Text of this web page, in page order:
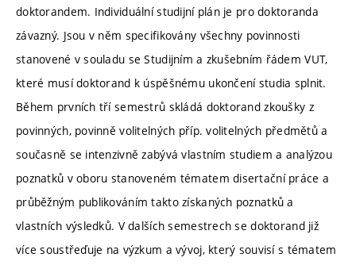
doktorandem. Individuální studijní plán je pro doktoranda
závazný. Jsou v něm specifikovány všechny povinnosti
stanovené v souladu se Studijním a zkušebním řádem VUT,
které musí doktorand k úspěšnému ukončení studia splnit.
Během prvních tří semestrů skládá doktorand zkoušky z
povinných, povinně volitelných příp. volitelných předmětů a
současně se intenzivně zabývá vlastním studiem a analýzou
poznatků v oboru stanoveném tématem disertační práce a
průběžným publikováním takto získaných poznatků a
vlastních výsledků. V dalších semestrech se doktorand již
více soustřeďuje na výzkum a vývoj, který souvisí s tématem